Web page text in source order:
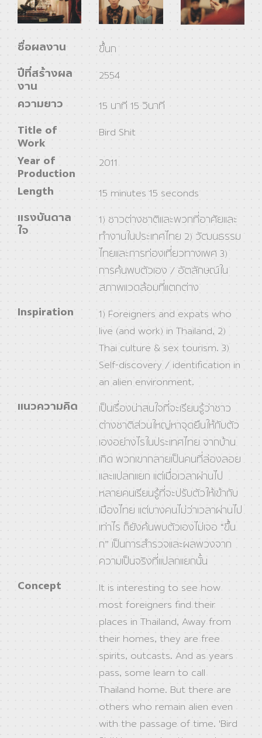
ชื่อผลงาน ขึ้นก
ปีที่สร้างผล
งาน
2554
ความยาว 15 นาที 15 วินาที
Title of
Work
Bird Shit
Year of
Production
2011
Length 15 minutes 15 seconds
แรงบันดาล
ใจ
1) ชาวต่างชาติและพวกที่อาศัยและ
ทํางานในประเทศไทย 2) วัฒนธรรม
ไทยและการท่องเที่ยวทางเพศ 3)
การค้นพบตัวเอง / อัตลักษณ์ใน
สภาพแวดล้อมที่แตกต่าง
Inspiration
1) Foreigners and expats who
live (and work) in Thailand, 2)
Thai culture & sex tourism. 3)
Self-discovery / identification in
an alien environment.
แนวความคิด
เป็นเรื่องน่าสนใจที่จะเรียนรู้ว่าชาว
ต่างชาติส่วนใหญ่หาจุดยืนให้กับตัว
เองอย่างไรในประเทศไทย จากบ้าน
เกิด พวกเขากลายเป็นคนที่ล่องลอย
และแปลกแยก แต่เมื่อเวลาผ่านไป
หลายคนเรียนรู้ที่จะปรับตัวให้เข้ากับ
เมืองไทย แต่บางคนไม่ว่าเวลาผ่านไป
เท่าไร ก็ยังค้นพบตัวเองไม่เจอ “ขึ้น
ก” เป็นการสํารวจและผลพวงจาก
ความเป็นจริงที่แปลกแยกนั้น
Concept
It is interesting to see how
most foreigners find their
places in Thailand, Away from
their homes, they are free
spirits, outcasts. And as years
pass, some learn to call
Thailand home. But there are
others who remain alien even
with the passage of time. 'Bird